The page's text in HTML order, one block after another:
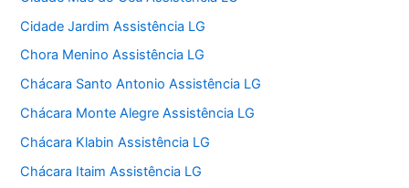
Cidade Jardim Assistência LG
Chora Menino Assistência LG
Chácara Santo Antonio Assistência LG
Chácara Monte Alegre Assistência LG
Chácara Klabin Assistência LG
Chácara Itaim Assistência LG